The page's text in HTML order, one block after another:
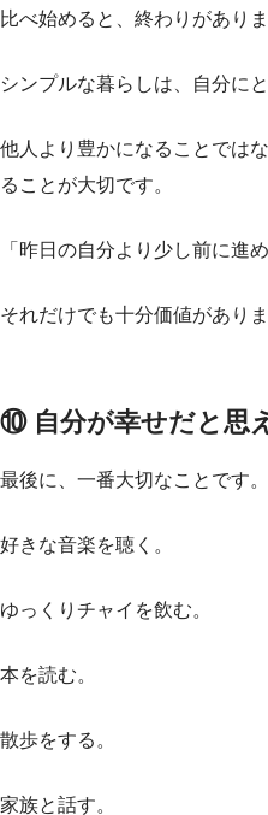
比べ始めると、終わりがありま
シンプルな暮らしは、自分に
他人より豊かになることでは
ることが大切です。
「昨日の自分より少し前に進め
それだけでも十分価値がありま
⑩ 自分が幸せだと思
最後に、一番大切なことです。
好きな音楽を聴く。
ゆっくりチャイを飲む。
本を読む。
散歩をする。
家族と話す。